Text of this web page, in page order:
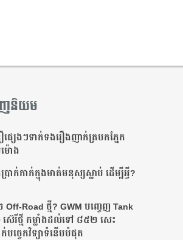
ញនិយម
សេងៗ​ទាក់ទង​រឿង​ញាក់​ត្របក​ភ្នែក​
ម៉ោង​
រាក់​កាក់​ក្នុង​មាត់​មនុស្ស​ស្លាប់ ដើម្បី​អ្វី?
Off-Road ថ្មី? GWM បញ្ចេញ Tank
ស៊េរីថ្មី កម្លាំងដល់ទៅ ៨៥២ សេះ
បច្ចេកវិទ្យាទំនើបបំផុត